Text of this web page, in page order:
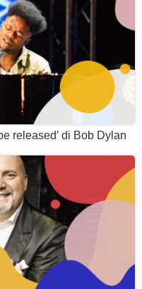
released’ di Bob Dylan